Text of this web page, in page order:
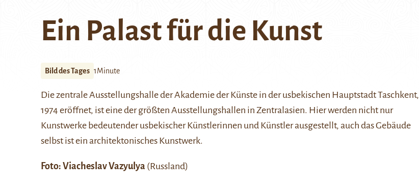
Ein Palast für die Kunst
Bild des Tages 1Minute
Die zentrale Ausstellungshalle der Akademie der Künste in der usbekischen Hauptstadt Taschkent,
1974 eröffnet, ist eine der größten Ausstellungshallen in Zentralasien. Hier werden nicht nur
Kunstwerke bedeutender usbekischer Künstlerinnen und Künstler ausgestellt, auch das Gebäude
selbst ist ein architektonisches Kunstwerk.
Foto: Viacheslav Vazyulya (Russland)